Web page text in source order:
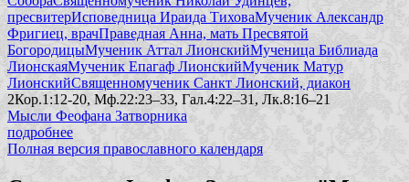
пресвитерИсповедница Ираида ТиховаМученик Александр
Фригиец, врачПраведная Анна, мать Пресвятой
БогородицыМученик Аттал ЛионскийМученица Библиада
ЛионскаяМученик Епагаф ЛионскийМученик Матур
ЛионскийСвященномученик Санкт Лионский, диакон
2Кор.1:12-20, Мф.22:23–33, Гал.4:22–31, Лк.8:16–21
Мысли Феофана Затворника
подробнее
Полная версия православного календаря